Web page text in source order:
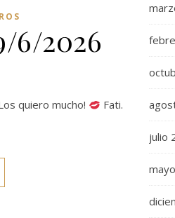
6/2026
quiero mucho!
Fati.
julio